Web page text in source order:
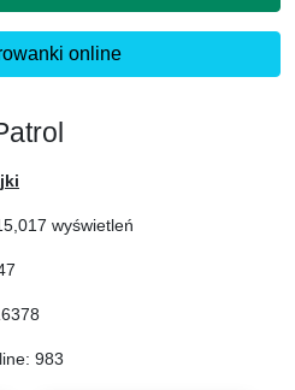
online
wyświetleń
983